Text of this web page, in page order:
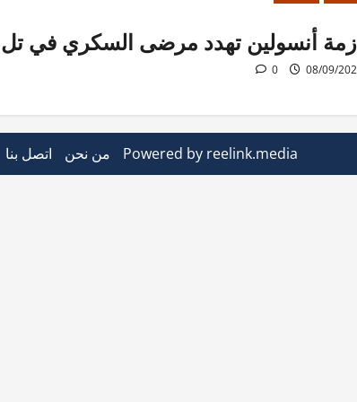
أنسولين تهدد مرضى السكري في
08/09/
0
Powered by reelink.media من نحن اتصل بنا